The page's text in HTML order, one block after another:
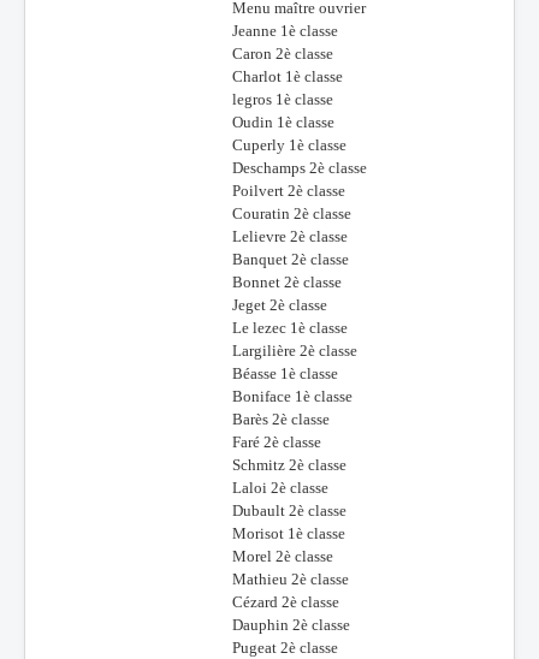
Menu maître ouvrier
Jeanne 1è classe
Caron 2è classe
Charlot 1è classe
legros 1è classe
Oudin 1è classe
Cuperly 1è classe
Deschamps 2è classe
Poilvert 2è classe
Couratin 2è classe
Lelievre 2è classe
Banquet 2è classe
Bonnet 2è classe
Jeget 2è classe
Le lezec 1è classe
Largilière 2è classe
Béasse 1è classe
Boniface 1è classe
Barès 2è classe
Faré 2è classe
Schmitz 2è classe
Laloi 2è classe
Dubault 2è classe
Morisot 1è classe
Morel 2è classe
Mathieu 2è classe
Cézard 2è classe
Dauphin 2è classe
Pugeat 2è classe